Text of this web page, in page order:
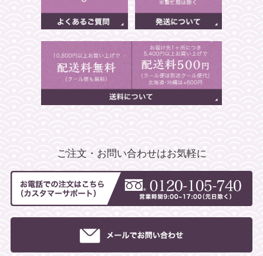
ご注文・お問い合わせはお気軽に